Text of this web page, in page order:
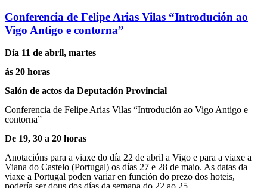
Conferencia de Felipe Arias Vilas “Introdución ao
Vigo Antigo e contorna”
Día 11 de abril, martes
ás 20 horas
Salón de actos da Deputación Provincial
Conferencia de Felipe Arias Vilas “Introdución ao Vigo Antigo e
contorna”
De 19, 30 a 20 horas
Anotacións para a viaxe do día 22 de abril a Vigo e para a viaxe a
Viana do Castelo (Portugal) os días 27 e 28 de maio. As datas da
viaxe a Portugal poden variar en función do prezo dos hoteis,
podería ser dous dos días da semana do 22 ao 25.